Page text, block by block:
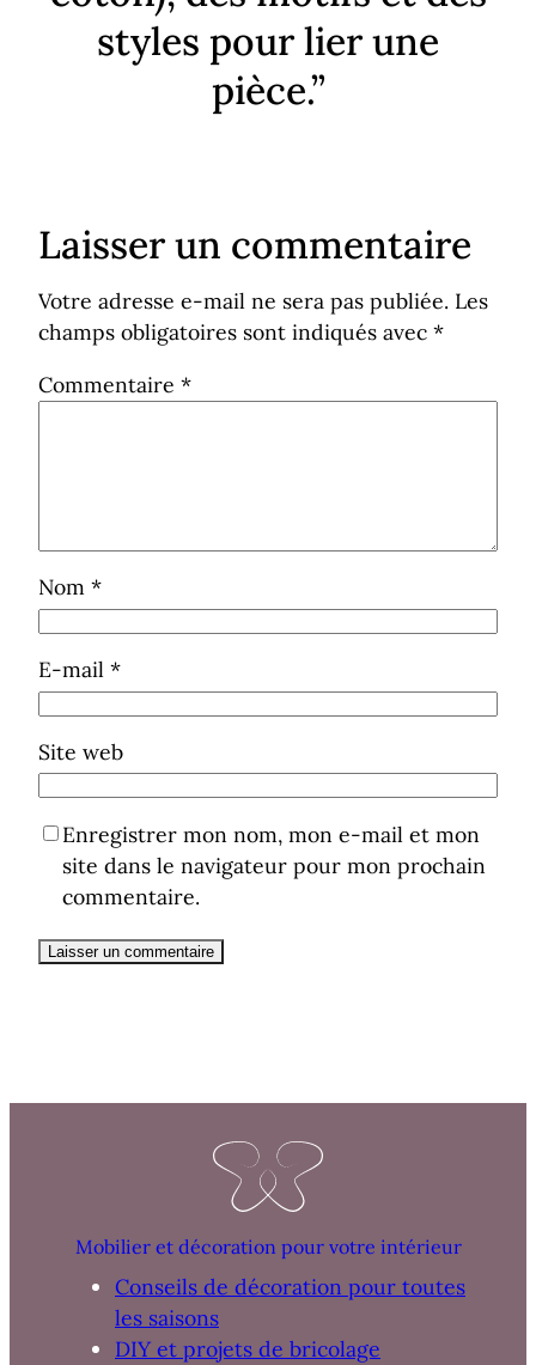
styles pour lier une
pièce.”
Laisser un commentaire
Votre adresse e-mail ne sera pas publiée. Les
champs obligatoires sont indiqués avec *
Commentaire *
Nom *
E-mail *
Site web
Enregistrer mon nom, mon e-mail et mon
site dans le navigateur pour mon prochain
commentaire.
Mobilier et décoration pour votre intérieur
Conseils de décoration pour toutes
les saisons
DIY et projets de bricolage